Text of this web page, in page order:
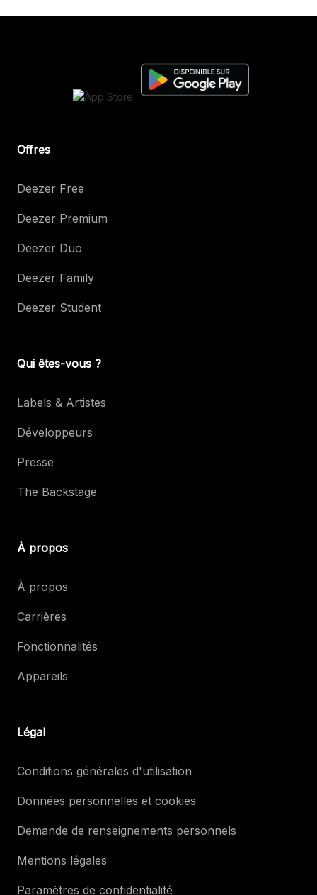
Offres
Deezer Free
Deezer Premium
Deezer Duo
Deezer Family
Deezer Student
Qui êtes-vous ?
Labels & Artistes
Développeurs
Presse
The Backstage
À propos
À propos
Carrières
Fonctionnalités
Appareils
Légal
Conditions générales d'utilisation
Données personnelles et cookies
Demande de renseignements personnels
Mentions légales
Paramètres de confidentialité